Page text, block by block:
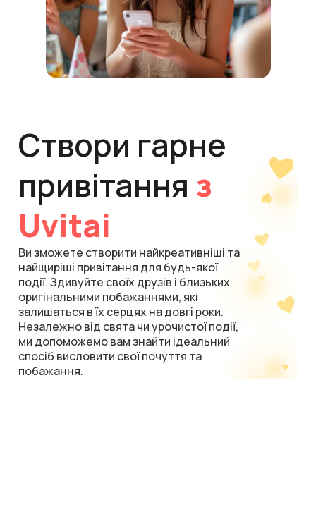
Створи гарне
привітання з
Uvitai
Ви зможете створити найкреативніші та
найщиріші привітання для будь-якої
події. Здивуйте своїх друзів і близьких
оригінальними побажаннями, які
залишаться в їх серцях на довгі роки.
Незалежно від свята чи урочистої події,
ми допоможемо вам знайти ідеальний
спосіб висловити свої почуття та
побажання.